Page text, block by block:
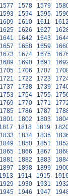
1577 1578 1579
1593 1594 1595
1609 1610 1611
1625 1626 1627
1641 1642 1643
1657 1658 1659
1673 1674 1675
1689 1690 1691
1705 1706 1707
1721 1722 1723
1737 1738 1739
1753 1754 1755
1769 1770 1771
1785 1786 1787
1801 1802 1803
1817 1818 1819
1833 1834 1835
1849 1850 1851
1865 1866 1867
1881 1882 1883
1897 1898 1899
1913 1914 1915
1929 1930 1931
1945 1946 1947